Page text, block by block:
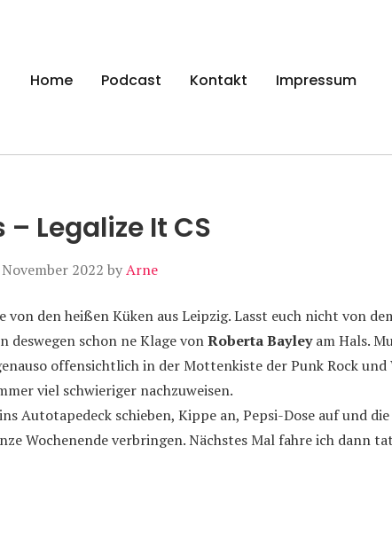
Home Podcast Kontakt Impressum
Legalize It CS
November 2022 byArne
von den heißen Küken aus Leipzig. Lasst euch nicht von
deswegen schon ne Klage vonRoberta Bayleyam Hals.
offensichtlich in der Mottenkiste der Punk Rock und
viel schwieriger nachzuweisen.
Autotapedeck schieben, Kippe an, Pepsi-Dose auf und
Wochenende verbringen. Nächstes Mal fahre ich dann